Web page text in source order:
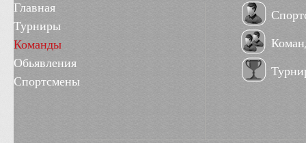
Главная
Турниры
Команды
Обьявления
Спортсмены